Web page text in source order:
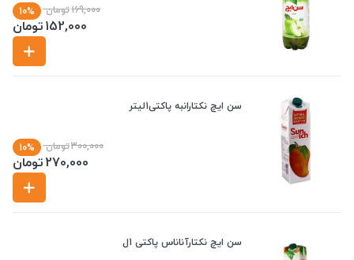
169,000تومان 10%
152,000تومان
سن ایچ نکتارانبه پاکتی1لیتر
300,000تومان 10%
270,000تومان
سن ایچ نکتارآناناس پاکتی 1ل